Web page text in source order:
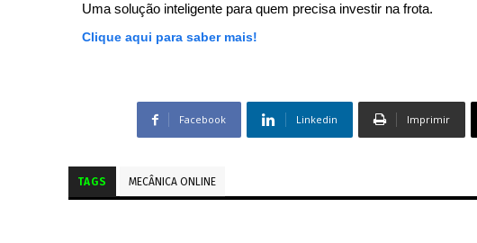
Uma solução inteligente para quem precisa investir na frota.
Clique aqui para saber mais!
Facebook Linkedin Imprimir
TAGS MECÂNICA ONLINE